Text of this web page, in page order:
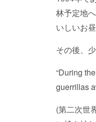
林予定地
いしいお
その後、
“During
guerrillas
(第二次世